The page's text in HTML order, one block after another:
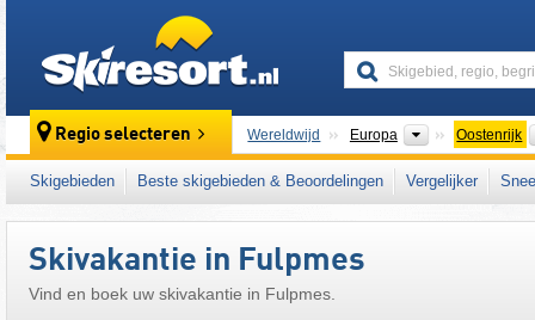
Regio selecteren Wereldwijd Europa Continenten
Oostenrijk
Deze plaats ligt ook in: Stubaital, Stubaier
oostelijk deel van de
Skigebieden Beste skigebieden & Beoordelingen Vergelijker
Skivakantie in Fulpmes
Vind en boek uw skivakantie in Fulpmes.